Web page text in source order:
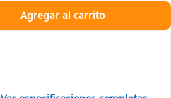
Agregar al carrito